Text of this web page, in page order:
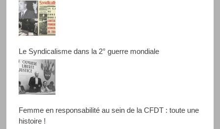
Le Syndicalisme dans la 2° guerre mondiale
Femme en responsabilité au sein de la CFDT : toute une
histoire !